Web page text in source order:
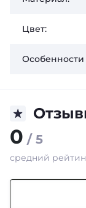
Цвет:
Особенности
0 / 5
средний